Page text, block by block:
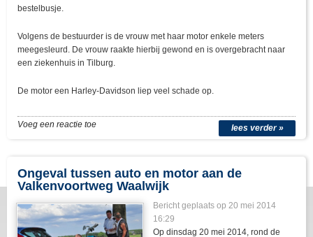
bestelbusje.
Volgens de bestuurder is de vrouw met haar motor enkele meters
meegesleurd. De vrouw raakte hierbij gewond en is overgebracht naar
een ziekenhuis in Tilburg.
De motor een Harley-Davidson liep veel schade op.
lees verder »
Voeg een reactie toe
Ongeval tussen auto en motor aan de
Valkenvoortweg Waalwijk
Bericht geplaats op 20 mei 2014
16:29
Op dinsdag 20 mei 2014, rond de